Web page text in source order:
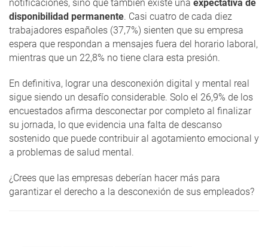
notificaciones, sino que también existe una expectativa de
disponibilidad permanente. Casi cuatro de cada diez
trabajadores españoles (37,7%) sienten que su empresa
espera que respondan a mensajes fuera del horario laboral,
mientras que un 22,8% no tiene clara esta presión.
En definitiva, lograr una desconexión digital y mental real
sigue siendo un desafío considerable. Solo el 26,9% de los
encuestados afirma desconectar por completo al finalizar
su jornada, lo que evidencia una falta de descanso
sostenido que puede contribuir al agotamiento emocional y
a problemas de salud mental.
¿Crees que las empresas deberían hacer más para
garantizar el derecho a la desconexión de sus empleados?